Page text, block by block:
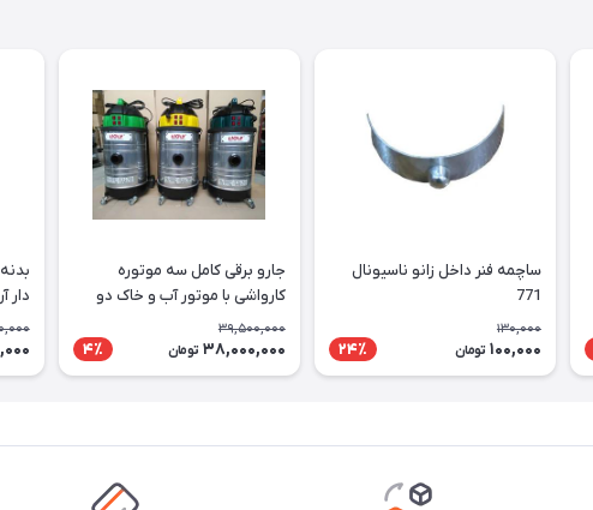
ساچمه فنر داخل زانو ناسیونال
771
130,000
100,000 تومان 24٪
جارو برقی کامل سه موتوره
کارواشی با موتور آب و خاک دو
پروانه
39,500,000
38,000,000 تومان 4٪
دار